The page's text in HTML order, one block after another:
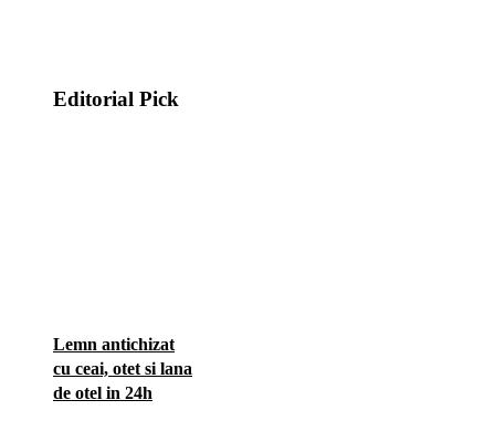
Editorial Pick
Lemn antichizat
cu ceai, otet si lana
de otel in 24h